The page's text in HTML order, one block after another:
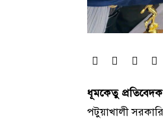
ধূমকেতু
পটুয়াখালী